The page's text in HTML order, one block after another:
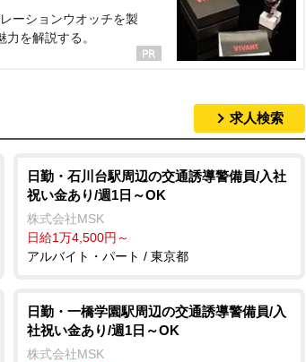
ーションウオッチを製
を解説する。
求人検索
日勤・石川台駅周辺の交通誘導警備員/入社
祝い金あり/週1日～OK
株式会社MSK
日給1万4,500円～
アルバイト・パート / 東京都
日勤・一橋学園駅周辺の交通誘導警備員/入
社祝い金あり/週1日～OK
株式会社MSK